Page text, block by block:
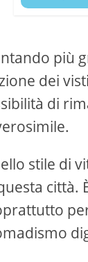
più
dei
di
stile di
città.